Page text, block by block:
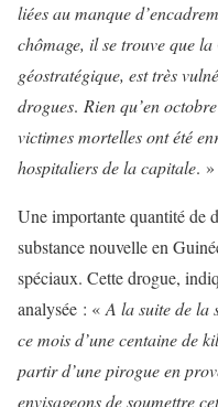
liées au manque
chômage, il se trouve que
géostratégique, est très
drogues. Rien qu’en
victimes mortelles ont été
hospitaliers de la capitale. »
Une importante quantité de
substance nouvelle en
spéciaux. Cette drogue,
analysée : « A la suite de la
ce mois d’une centaine de
partir d’une pirogue en
envisageons de soumettre